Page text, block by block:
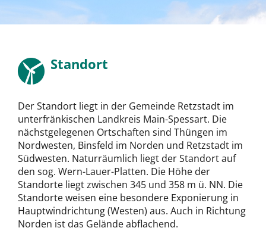
Standort
Der Standort liegt in der Gemeinde Retzstadt im
unterfränkischen Landkreis Main-Spessart. Die
nächstgelegenen Ortschaften sind Thüngen im
Nordwesten, Binsfeld im Norden und Retzstadt im
Südwesten. Naturräumlich liegt der Standort auf
den sog. Wern-Lauer-Platten. Die Höhe der
Standorte liegt zwischen 345 und 358 m ü. NN. Die
Standorte weisen eine besondere Exponierung in
Hauptwindrichtung (Westen) aus. Auch in Richtung
Norden ist das Gelände abflachend.